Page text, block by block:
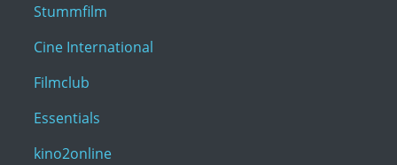
Stummfilm
Cine International
Filmclub
Essentials
kino2online